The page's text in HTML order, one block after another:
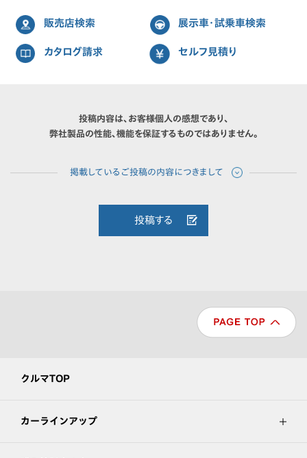
販売店検索 展示車・試乗車検索
カタログ請求 セルフ見積り
投稿内容は、お客様個人の感想であり、
弊社製品の性能、機能を保証するものではありません。
投稿する
クルマTOP
カーラインアップ